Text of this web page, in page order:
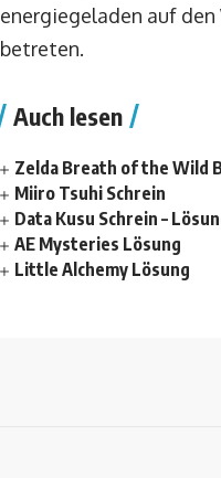
energiegeladen auf den
betreten.
Auch lesen
Zelda Breath of the Wild
Miiro Tsuhi Schrein
Data Kusu Schrein –
AE Mysteries Lösung
Little Alchemy Lösung